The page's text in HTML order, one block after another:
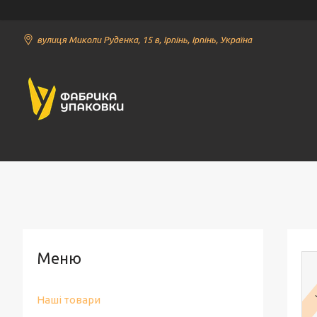
вулиця Миколи Руденка, 15 в, Ірпінь, Ірпінь, Україна
Наші товари